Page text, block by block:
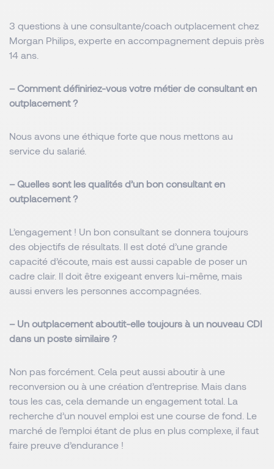
3 questions à une consultante/coach outplacement chez
Morgan Philips, experte en accompagnement depuis près
14 ans.
– Comment définiriez-vous votre métier de consultant en
outplacement ?
Nous avons une éthique forte que nous mettons au
service du salarié.
– Quelles sont les qualités d’un bon consultant en
outplacement ?
L’engagement ! Un bon consultant se donnera toujours
des objectifs de résultats. Il est doté d’une grande
capacité d’écoute, mais est aussi capable de poser un
cadre clair. Il doit être exigeant envers lui-même, mais
aussi envers les personnes accompagnées.
– Un outplacement aboutit-elle toujours à un nouveau CDI
dans un poste similaire ?
Non pas forcément. Cela peut aussi aboutir à une
reconversion ou à une création d’entreprise. Mais dans
tous les cas, cela demande un engagement total. La
recherche d’un nouvel emploi est une course de fond. Le
marché de l’emploi étant de plus en plus complexe, il faut
faire preuve d’endurance !